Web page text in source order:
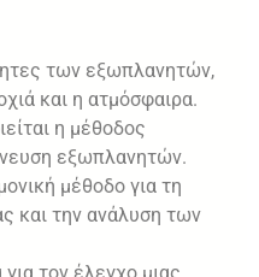
των εξωπλανητών,
και η ατμόσφαιρα.
η μέθοδος
εξωπλανητών.
μέθοδο για τη
και την ανάλυση των